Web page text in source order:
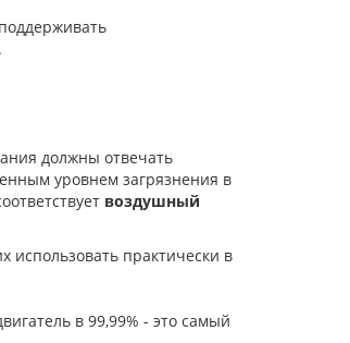
должны отвечать
уровнем загрязнения в
воздушный
практически в
в 99,99% - это самый